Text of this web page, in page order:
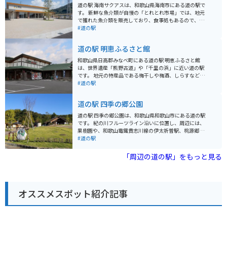
道の駅 海南サクアスは、和歌山県海南市にある道の駅で
す。 新鮮な魚介類が自慢の「とれとれ市場」では、地元
で獲れた魚介類を販売しており、食事処もあるので、新
鮮な海の幸を堪能することができます。 また、「産直市
完備されているので安心です。 和歌山県は海岸線が続く
道が多く、ツーリングにも最適なエリアなので、休憩場
所として利用するのも良いでしょう。 周辺には、和歌山
ラーメンが有名なお店や、海を見ながら食事ができるカ
フェなどもあります。 道の駅 海南サクアスは、地元の特
#道の駅
道の駅 明恵ふるさと館
和歌山県日高郡みなべ町にある道の駅 明恵ふるさと館
は、世界遺産「熊野古道」や「千里の浜」に近い道の駅
です。 地元の特産品である梅干しや梅酒、しらすなどを
販売しており、お土産選びに最適です。 レストランで
理がおすすめです。 バイクで訪れる場合、駐車場も広く
停めやすいので安心です。 道の駅周辺には、美しい海岸
線が続く「千里の浜」があり、ツーリングの休憩場所と
しても最適です。 また、世界遺産「熊野古道」へのアク
セスも良く、歴史を感じながらのツーリングも楽しめま
#道の駅
道の駅 四季の郷公園
道の駅 四季の郷公園は、和歌山県和歌山市にある道の駅
です。 紀の川フルーツライン沿いに位置し、周辺には、
果樹園や、和歌山電鐵貴志川線の伊太祈曽駅、桃源郷公
園などがあり、春には桃の花や梅の花が咲き乱れる景色
農産物が販売されている直売所や、和歌山ラーメンや、
地元産の果物を使ったスイーツなどが楽しめるレストラ
光スポット情報も得ることができ、ツーリングの拠点と
してもおすすめです。
#道の駅
「周辺の道の駅」をもっと見る
オススメスポット紹介記事